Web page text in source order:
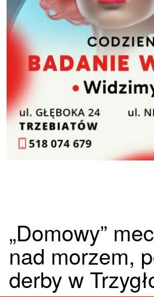
„Domowy”
nad morzem,
derby w